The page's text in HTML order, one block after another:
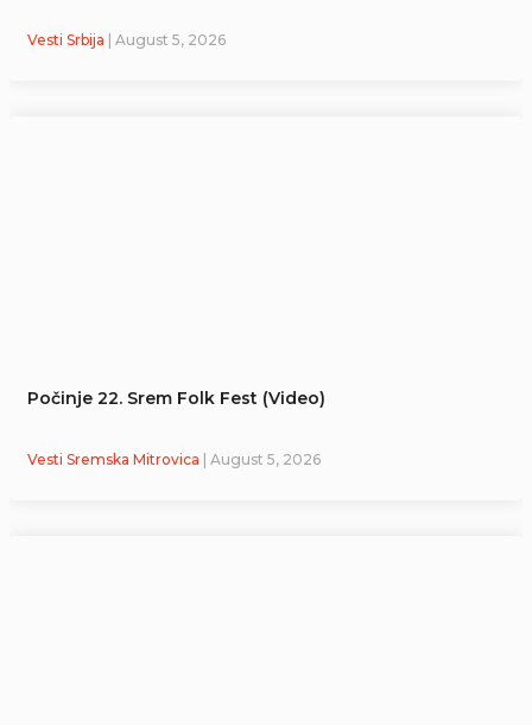
Vesti Srbija | August 5, 2026
Počinje 22. Srem Folk Fest (Video)
Vesti Sremska Mitrovica | August 5, 2026